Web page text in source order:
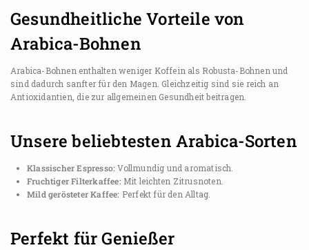
Gesundheitliche Vorteile von
Arabica-Bohnen
Arabica-Bohnen enthalten weniger Koffein als Robusta-Bohnen und
sind dadurch sanfter für den Magen. Gleichzeitig sind sie reich an
Antioxidantien, die zur allgemeinen Gesundheit beitragen.
Unsere beliebtesten Arabica-Sorten
Klassischer Espresso: Vollmundig und aromatisch.
Fruchtiger Filterkaffee: Mit leichten Zitrusnoten.
Mild gerösteter Kaffee: Perfekt für den Alltag.
Perfekt für Genießer